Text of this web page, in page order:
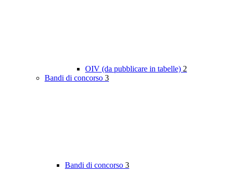
OIV (da pubblicare in tabelle) 2
Bandi di concorso 3
Bandi di concorso 3